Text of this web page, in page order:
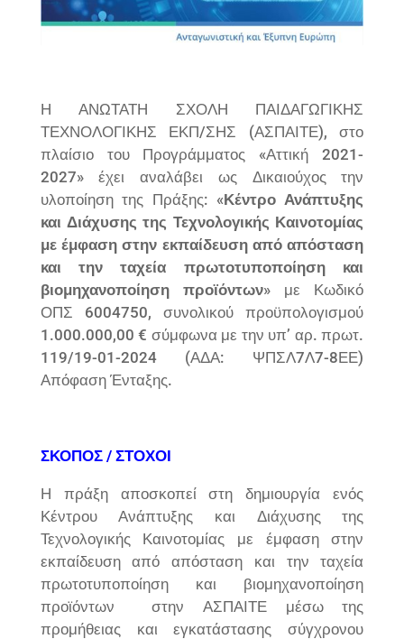
Η ΑΝΩΤΑΤΗ ΣΧΟΛΗ ΠΑΙΔΑΓΩΓΙΚΗΣ
ΤΕΧΝΟΛΟΓΙΚΗΣ ΕΚΠ/ΣΗΣ (ΑΣΠΑΙΤΕ), στο
πλαίσιο του Προγράμματος «Αττική 2021-
2027» έχει αναλάβει ως Δικαιούχος την
υλοποίηση της Πράξης: «Κέντρο Ανάπτυξης
και Διάχυσης της Τεχνολογικής Καινοτομίας
με έμφαση στην εκπαίδευση από απόσταση
και την ταχεία πρωτοτυποποίηση και
βιομηχανοποίηση προϊόντων» με Κωδικό
ΟΠΣ 6004750, συνολικού προϋπολογισμού
1.000.000,00 € σύμφωνα με την υπ’ αρ. πρωτ.
119/19-01-2024 (ΑΔΑ: ΨΠΣΛ7Λ7-8ΕΕ)
Απόφαση Ένταξης.
ΣΚΟΠΟΣ / ΣΤΟΧΟΙ
Η πράξη αποσκοπεί στη δημιουργία ενός
Κέντρου Ανάπτυξης και Διάχυσης της
Τεχνολογικής Καινοτομίας με έμφαση στην
εκπαίδευση από απόσταση και την ταχεία
πρωτοτυποποίηση και βιομηχανοποίηση
προϊόντων στην ΑΣΠΑΙΤΕ μέσω της
προμήθειας και εγκατάστασης σύγχρονου